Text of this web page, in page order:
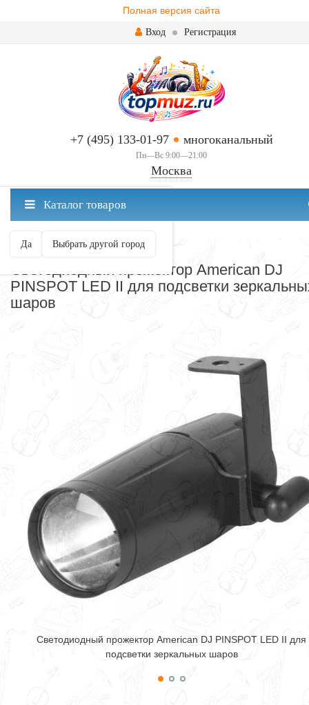
Полная версия сайта
Вход Регистрация
+7 (495) 133-01-97 многоканальный
Пн—Вс 9:00—21:00
Москва
Москва ваш город?
Да Выбрать другой город
Каталог товаров
СВЕТ
Cветодиодный прожектор American DJ
PINSPOT LED II для подсветки
шаров
Cветодиодный прожектор American DJ PINSPOT LED II для
подсветки зеркальных шаров